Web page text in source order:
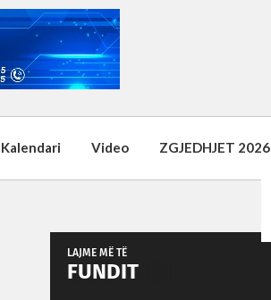
Kalendari Video ZGJEDHJET 2026
LAJME MË TË
FUNDIT